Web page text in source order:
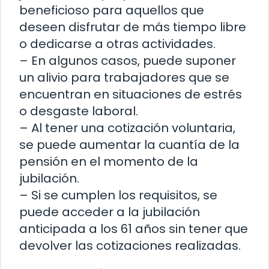
beneficioso para aquellos que
deseen disfrutar de más tiempo libre
o dedicarse a otras actividades.
– En algunos casos, puede suponer
un alivio para trabajadores que se
encuentran en situaciones de estrés
o desgaste laboral.
– Al tener una cotización voluntaria,
se puede aumentar la cuantía de la
pensión en el momento de la
jubilación.
– Si se cumplen los requisitos, se
puede acceder a la jubilación
anticipada a los 61 años sin tener que
devolver las cotizaciones realizadas.